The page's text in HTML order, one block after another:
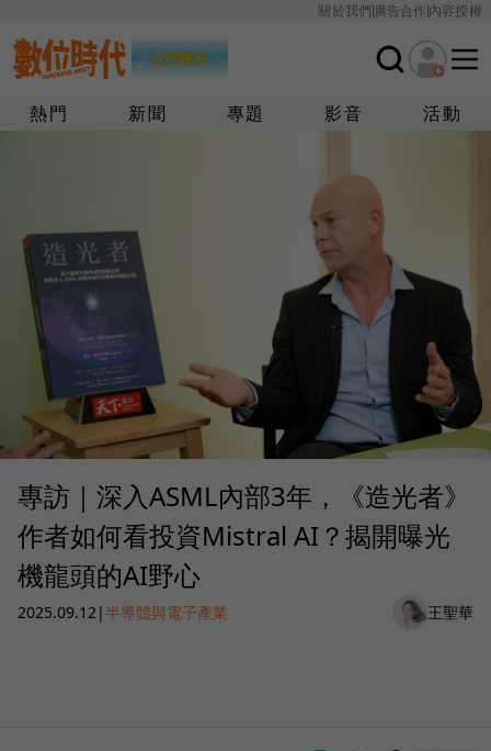
關於我們廣告合作內容授權
熱門 新聞 專題 影音 活動
專訪｜深入ASML內部3年，《造光者》
作者如何看投資Mistral AI？揭開曝光
機龍頭的AI野心
2025.09.12|半導體與電子產業 王聖華